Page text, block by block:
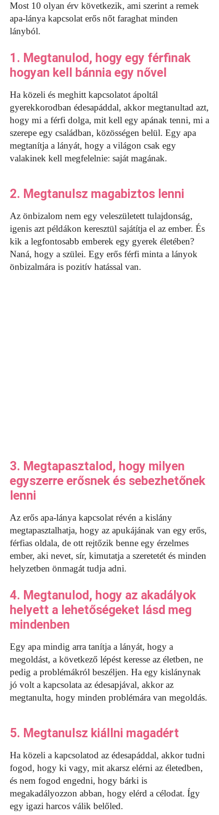
Most 10 olyan érv következik, ami szerint a remek
apa-lánya kapcsolat erős nőt faraghat minden
lányból.
1. Megtanulod, hogy egy férfinak
hogyan kell bánnia egy nővel
Ha közeli és meghitt kapcsolatot ápoltál
gyerekkorodban édesapáddal, akkor megtanultad azt,
hogy mi a férfi dolga, mit kell egy apának tenni, mi a
szerepe egy családban, közösségen belül. Egy apa
megtanítja a lányát, hogy a világon csak egy
valakinek kell megfelelnie: saját magának.
2. Megtanulsz magabiztos lenni
Az önbizalom nem egy veleszületett tulajdonság,
igenis azt példákon keresztül sajátítja el az ember. És
kik a legfontosabb emberek egy gyerek életében?
Naná, hogy a szülei. Egy erős férfi minta a lányok
önbizalmára is pozitív hatással van.
3. Megtapasztalod, hogy milyen
egyszerre erősnek és sebezhetőnek
lenni
Az erős apa-lánya kapcsolat révén a kislány
megtapasztalhatja, hogy az apukájának van egy erős,
férfias oldala, de ott rejtőzik benne egy érzelmes
ember, aki nevet, sír, kimutatja a szeretetét és minden
helyzetben önmagát tudja adni.
4. Megtanulod, hogy az akadályok
helyett a lehetőségeket lásd meg
mindenben
Egy apa mindig arra tanítja a lányát, hogy a
megoldást, a következő lépést keresse az életben, ne
pedig a problémákról beszéljen. Ha egy kislánynak
jó volt a kapcsolata az édesapjával, akkor az
megtanulta, hogy minden problémára van megoldás.
5. Megtanulsz kiállni magadért
Ha közeli a kapcsolatod az édesapáddal, akkor tudni
fogod, hogy ki vagy, mit akarsz elérni az életedben,
és nem fogod engedni, hogy bárki is
megakadályozzon abban, hogy elérd a célodat. Így
egy igazi harcos válik belőled.